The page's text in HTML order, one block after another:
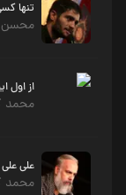
تنها
محسن
از اول
محمد
علی علی
محمد